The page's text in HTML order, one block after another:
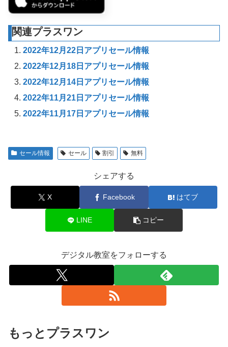
関連プラスワン
2022年12月22日アプリセール情報
2022年12月18日アプリセール情報
2022年12月14日アプリセール情報
2022年11月21日アプリセール情報
2022年11月17日アプリセール情報
セール情報 セール 割引 無料
シェアする
X Facebook はてブ
LINE コピー
デジタル教室をフォローする
もっとプラスワン